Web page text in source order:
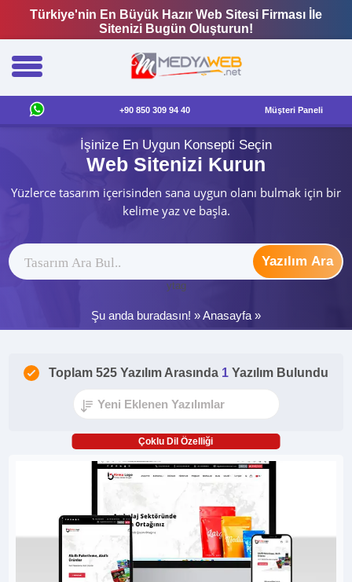
Türkiye'nin En Büyük Hazır Web Sitesi Firması İle
Sitenizi Bugün Oluşturun!
+90 850 309 94 40 Müşteri Paneli
İşinize En Uygun Konsepti Seçin
Web Sitenizi Kurun
Yüzlerce tasarım içerisinden sana uygun olanı bulmak için bir
kelime yaz ve başla.
Yazılım Ara
ytag
Şu anda buradasın! »Anasayfa »
Toplam 525 Yazılım Arasında 1 Yazılım Bulundu
Çoklu Dil Özelliği